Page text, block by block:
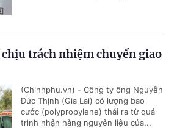
trách nhiệm chuyển giao
(Chinhphu.vn) - Công ty ông Nguyễn
Đức Thịnh (Gia Lai) có lượng bao
cước (polypropylene) thải ra từ quá
trình nhận hàng nguyên liệu của...